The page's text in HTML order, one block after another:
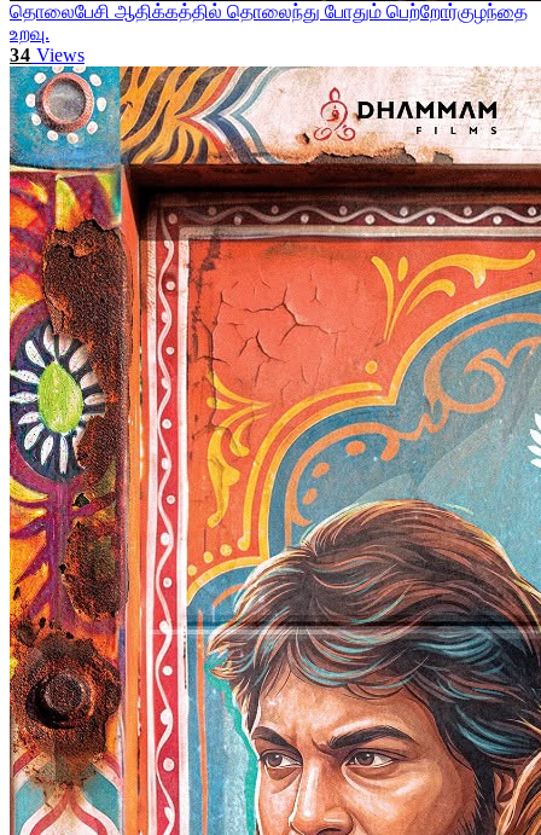
தொலைபேசி ஆதிக்கத்தில் தொலைந்து போதும் பெற்றோர்குழந்தை
உறவு.
34 Views